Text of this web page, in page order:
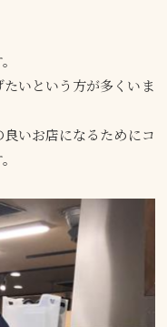
いという方が多くいま
いお店になるためにコ